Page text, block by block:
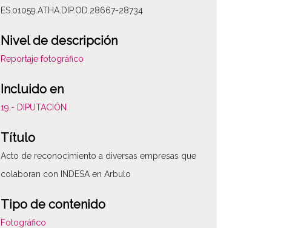
ES.01059.ATHA.DIP.OD.28667-28734
Nivel de descripción
Reportaje fotográfico
Incluido en
19.- DIPUTACIÓN
Título
Acto de reconocimiento a diversas empresas que
colaboran con INDESA en Arbulo
Tipo de contenido
Fotográfico